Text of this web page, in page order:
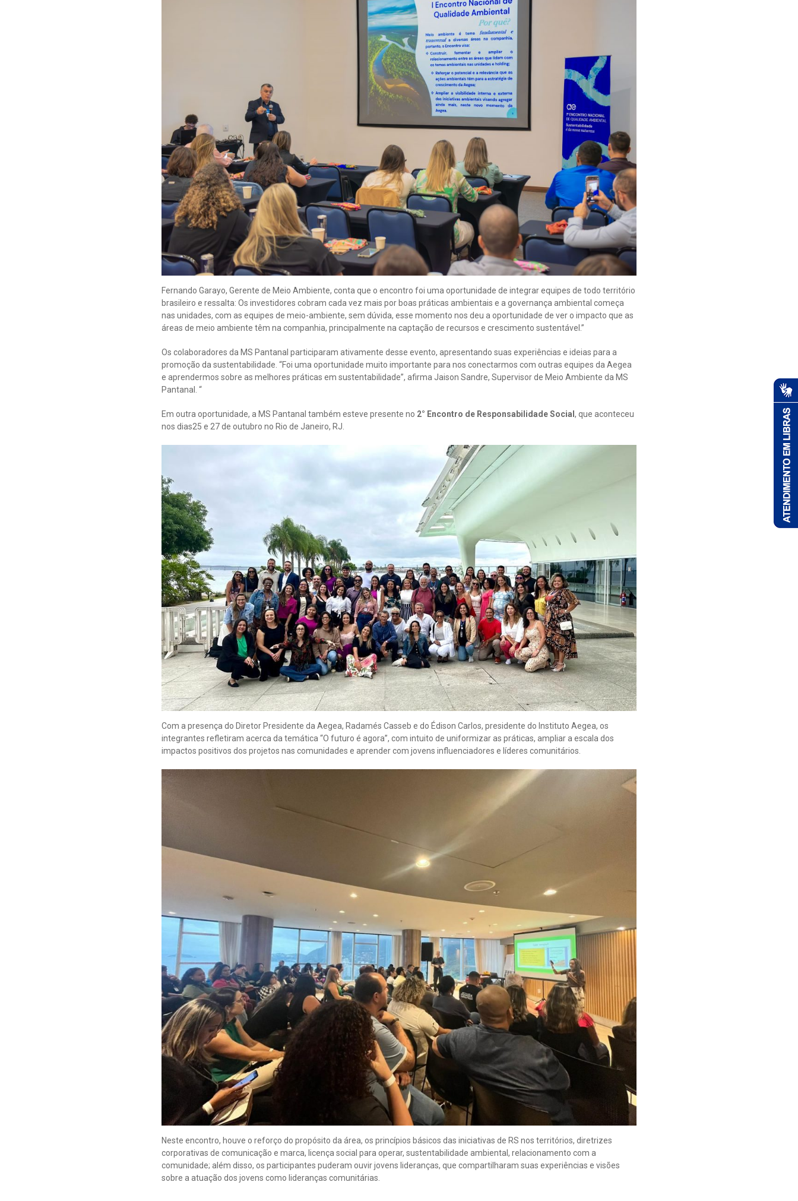
Fernando Garayo, Gerente de Meio Ambiente, conta que o encontro foi uma oportunidade de integrar equipes de todo território
brasileiro e ressalta: Os investidores cobram cada vez mais por boas práticas ambientais e a governança ambiental começa
nas unidades, com as equipes de meio-ambiente, sem dúvida, esse momento nos deu a oportunidade de ver o impacto que as
áreas de meio ambiente têm na companhia, principalmente na captação de recursos e crescimento sustentável.”
Os colaboradores da MS Pantanal participaram ativamente desse evento, apresentando suas experiências e ideias para a
promoção da sustentabilidade. “Foi uma oportunidade muito importante para nos conectarmos com outras equipes da Aegea
e aprendermos sobre as melhores práticas em sustentabilidade”, afirma Jaison Sandre, Supervisor de Meio Ambiente da MS
Pantanal. “
Em outra oportunidade, a MS Pantanal também esteve presente no 2° Encontro de Responsabilidade Social , que aconteceu
nos dias25 e 27 de outubro no Rio de Janeiro, RJ.
Com a presença do Diretor Presidente da Aegea, Radamés Casseb e do Édison Carlos, presidente do Instituto Aegea, os
integrantes refletiram acerca da temática “O futuro é agora”, com intuito de uniformizar as práticas, ampliar a escala dos
impactos positivos dos projetos nas comunidades e aprender com jovens influenciadores e líderes comunitários.
Neste encontro, houve o reforço do propósito da área, os princípios básicos das iniciativas de RS nos territórios, diretrizes
corporativas de comunicação e marca, licença social para operar, sustentabilidade ambiental, relacionamento com a
comunidade; além disso, os participantes puderam ouvir jovens lideranças, que compartilharam suas experiências e visões
sobre a atuação dos jovens como lideranças comunitárias.